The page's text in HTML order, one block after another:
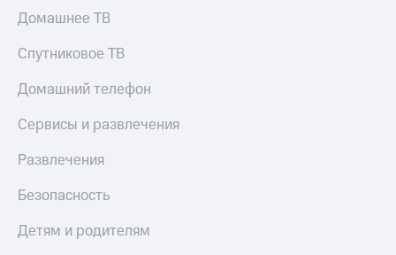
Домашнее ТВ
Спутниковое ТВ
Домашний телефон
Сервисы и развлечения
Развлечения
Безопасность
Детям и родителям